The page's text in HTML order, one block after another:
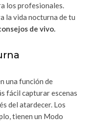
los profesionales.
la vida nocturna de tu
de vivo.
una función de
fácil capturar escenas
del atardecer. Los
tienen un Modo